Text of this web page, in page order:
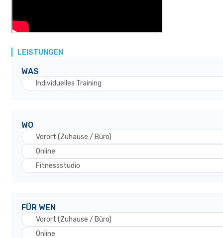
LEISTUNGEN
WAS
Individuelles Training
WO
Vorort (Zuhause / Büro)
Online
Fitnessstudio
FÜR WEN
Vorort (Zuhause / Büro)
Online